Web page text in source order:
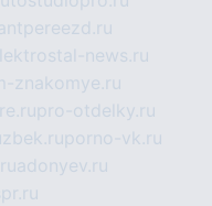
news.ru
znakomye.ru
pro-otdelky.ru
porno-vk.ru
adonyev.ru